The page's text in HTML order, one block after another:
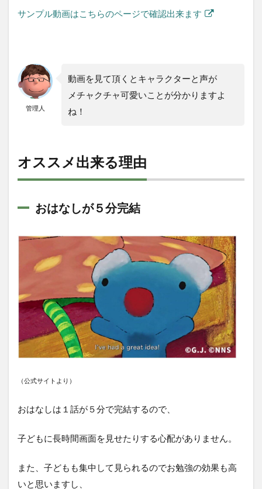
サンプル動画はこちらのページで確認出来ます
管理人
動画を見て頂くとキャラクターと声が
メチャクチャ可愛いことが分かりますよ
ね！
オススメ出来る理由
おはなしが５分完結
（公式サイトより）
おはなしは１話が５分で完結するので、
子どもに長時間画面を見せたりする心配がありません。
また、子どもも集中して見られるのでお勉強の効果も高
いと思いますし、